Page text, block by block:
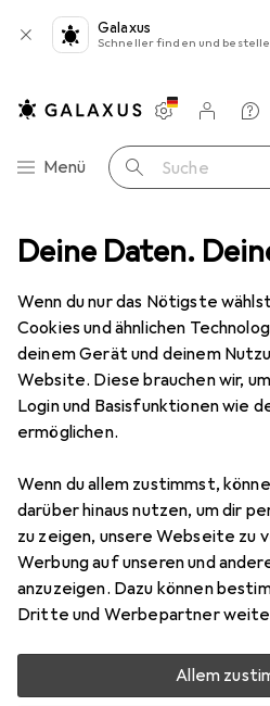
Deine Daten.
Wenn du nur das Nötigste
Cookies und ähnlichen
deinem Gerät und deinem
Website. Diese brauchen wir,
Login und Basisfunktionen wie
ermöglichen.
Wenn du allem zustimmst,
darüber hinaus nutzen, um dir
zu zeigen, unsere Webseite zu
Werbung auf unseren und
anzuzeigen. Dazu können
Dritte und Werbepartner
Allem
Galaxus
Schneller finden und
Navigation nach Kategorien
Menü Suche
Einstellungen
Kundenkonto
Vergleichslisten
Merklisten
Warenkorb
Geräte Schutzfolie Dipos
4
Dipos
EUR
19,79
121
Bewertungen
Mehr als 10 Stück an Lager
Lieferort angeben für